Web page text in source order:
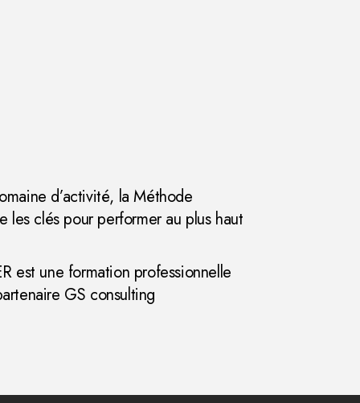
d’activité, la Méthode
les clés pour performer au plus haut
est une formation professionnelle
GS consulting